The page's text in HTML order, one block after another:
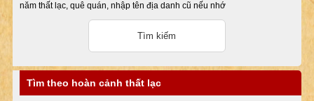
năm thất lạc, quê quán, nhập tên địa danh cũ nếu nhớ
Tìm theo hoàn cảnh thất lạc